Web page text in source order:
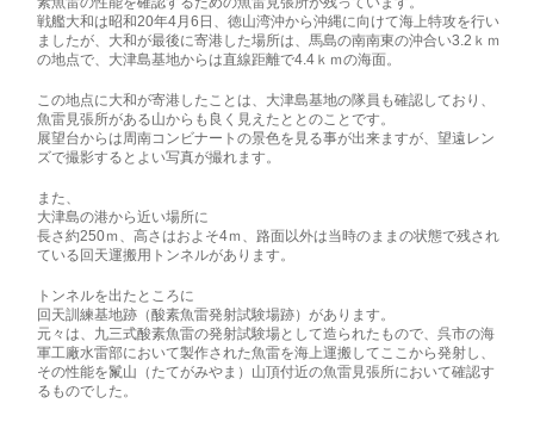
戦艦大和は昭和20年4月6日、徳山湾沖から沖縄に向けて海上特攻を行い
ましたが、大和が最後に寄港した場所は、馬島の南南東の沖合い3.2ｋｍ
の地点で、大津島基地からは直線距離で4.4ｋｍの海面。
この地点に大和が寄港したことは、大津島基地の隊員も確認しており、
魚雷見張所がある山からも良く見えたととのことです。
展望台からは周南コンビナートの景色を見る事が出来ますが、望遠レン
ズで撮影するとよい写真が撮れます。
また、
大津島の港から近い場所に
長さ約250ｍ、高さはおよそ4ｍ、路面以外は当時のままの状態で残され
ている回天運搬用トンネルがあります。
トンネルを出たところに
回天訓練基地跡（酸素魚雷発射試験場跡）があります。
元々は、九三式酸素魚雷の発射試験場として造られたもので、呉市の海
軍工廠水雷部において製作された魚雷を海上運搬してここから発射し、
その性能を鬣山（たてがみやま）山頂付近の魚雷見張所において確認す
るものでした。